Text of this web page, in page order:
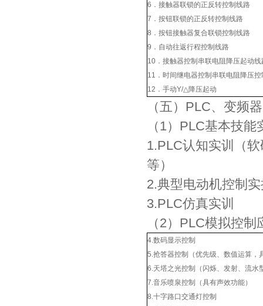
6．接触器联锁的正反转控制
7．按钮联锁的正反转控制线
8．按钮接触器复合联锁控制线
9．自动往返行程控制线路
10．接触器控制串联电阻降压起
11．时间继电器控制串联电阻降压
12．手动Y/△降压起动
（五）PLC、变频
（1）PLC基本技能
1.PLC认知实训（
等）
2.典型电动机控制
3.PLC仿真实训
（2）PLC模拟控制
4.数码显示控制
5.抢答器控制（优先级、数值运算，
6.天塔之光控制（闪烁、发射、流水
7.音乐喷泉控制（具有声效功能）
8.十字路口交通灯控制